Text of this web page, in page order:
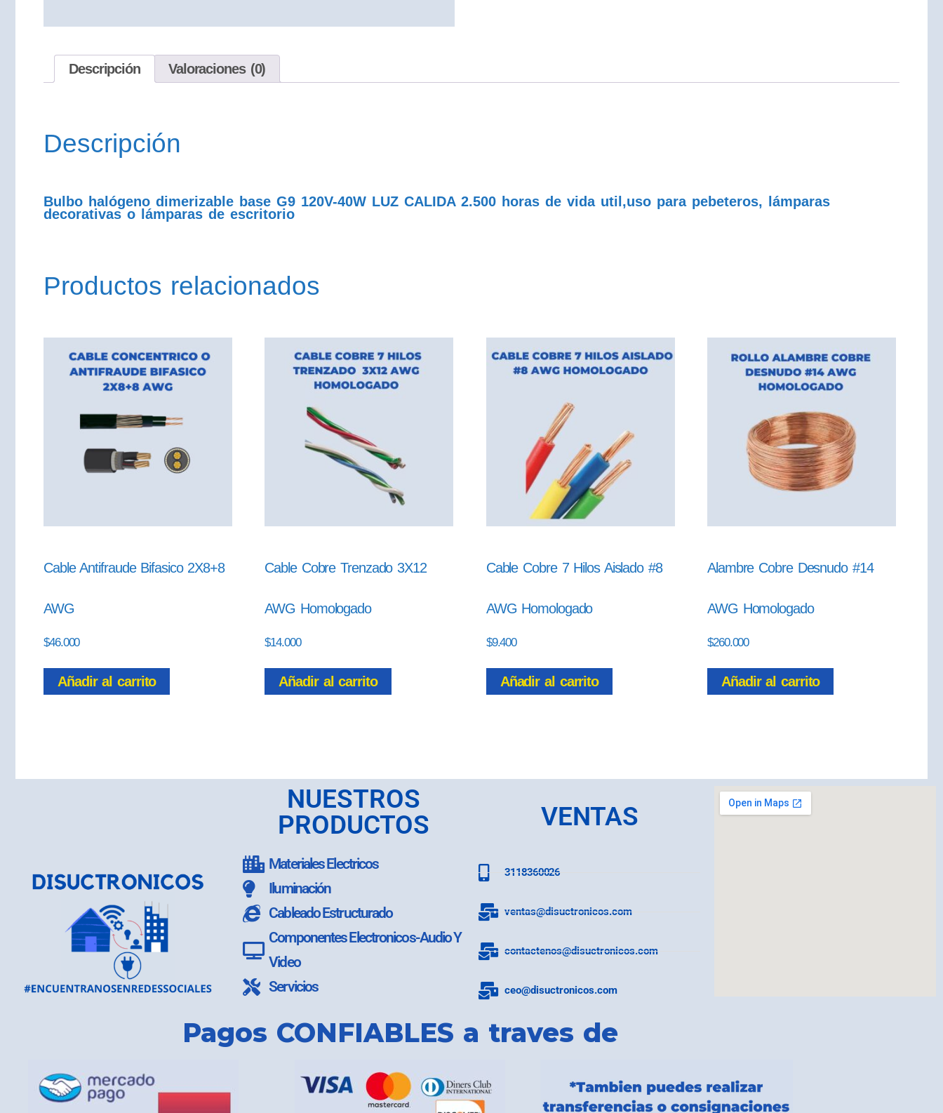
Descripción Valoraciones (0)
Descripción
Bulbo halógeno dimerizable base G9 120V-40W LUZ CALIDA 2.500 horas de vida util,uso para pebeteros, lámparas
decorativas o lámparas de escritorio
Productos relacionados
Cable Antifraude Bifasico 2X8+8
AWG
$46.000
Añadir al carrito
Cable Cobre Trenzado 3X12
AWG Homologado
$14.000
Añadir al carrito
Cable Cobre 7 Hilos Aislado #8
AWG Homologado
$9.400
Añadir al carrito
Alambre Cobre Desnudo #14
AWG Homologado
$260.000
Añadir al carrito
NUESTROS
PRODUCTOS
Materiales Electricos
Iluminación
Cableado Estructurado
Componentes Electronicos-Audio Y
Video
Servicios
VENTAS
3118360026
ventas@disuctronicos.com
contactenos@disuctronicos.com
ceo@disuctronicos.com
Pagos CONFIABLES a traves de